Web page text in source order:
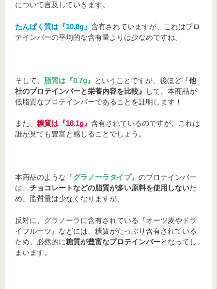
について言及していきます。
たんぱく質は『10.8g』 含有されていますが、これはプロ
テインバーの平均的な含有量よりは少なめですね。
そして、 脂質は『0.7g』 ということですが、後ほど『他
社のプロテインバーと栄養内容を比較』
して、本商品が
低脂質なプロテインバーであることを証明します！
また、 糖質は『16.1g』 含有されているのですが、これは
誰が見ても豊富と感じることでしょう。
本商品のような『グラノーラタイプ』のプロテインバー
は、 チョコレートなどの脂質が多い原料を使用しないた
め、脂質量は少なくなりますが、
反対に、グラノーラに含有されている『オーツ麦やドラ
イフルーツ』などには、糖質がたっぷり含有されている
ため、必然的に糖質が豊富なプロテインバーとなってし
まいます。